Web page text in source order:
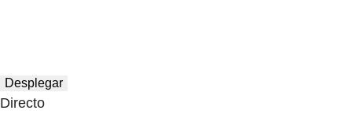
Desplegar
Directo